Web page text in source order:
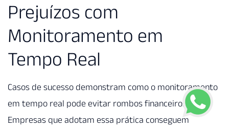
Prejuízos com
Monitoramento em
Tempo Real
Casos de sucesso demonstram como o monitoramento
em tempo real pode evitar rombos financeiros.
Empresas que adotam essa prática conseguem